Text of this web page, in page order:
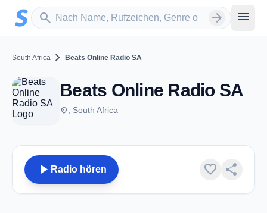
Zum Hauptinhalt springen
search
Sender suchen arrow_forward menu
South Africa chevron_right Beats Online Radio SA
Beats Online Radio SA
place , South Africa
play_arrow Radio hören favorite share